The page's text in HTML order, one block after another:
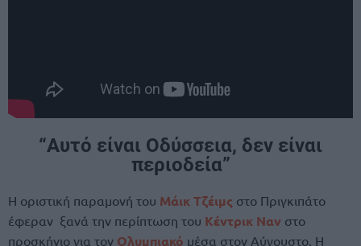
“Αυτό είναι Οδύσσεια, δεν είναι
περιοδεία”
Η οριστική παραμονή του Μάικ Τζέιμς στο Πριγκιπάτο
έφεραν ξανά την περίπτωση του Κέντρικ Ναν στο
προσκήνιο για τον Ολυμπιακό μέσα στον Αύγουστο. Η